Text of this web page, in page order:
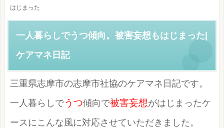
はじまった
一人暮らしでうつ傾向。被害妄想もはじまった|
ケアマネ日記
三重県志摩市の志摩市社協のケアマネ日記です。
一人暮らしでうつ傾向で被害妄想がはじまったケ
ースにこんな風に対応させていただきました。